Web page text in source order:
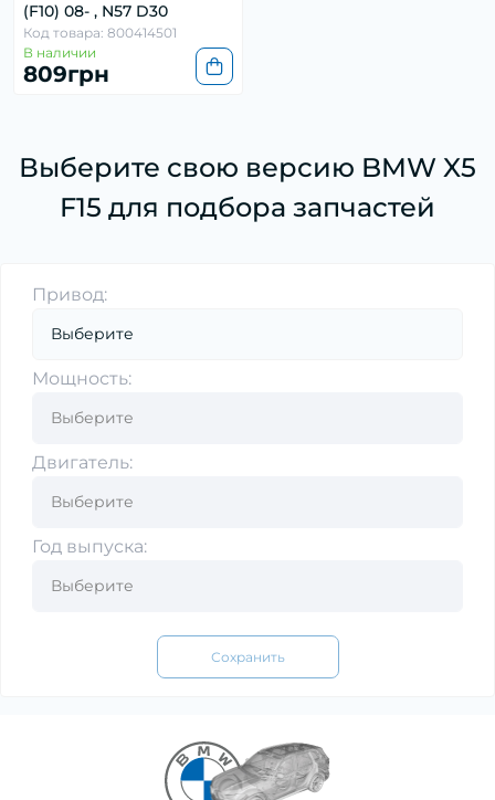
(F10) 08- , N57 D30
Код товара: 800414501
В наличии
809грн
Выберите свою версию BMW X5
F15 для подбора запчастей
Привод:
Мощность:
Двигатель:
Год выпуска:
Сохранить